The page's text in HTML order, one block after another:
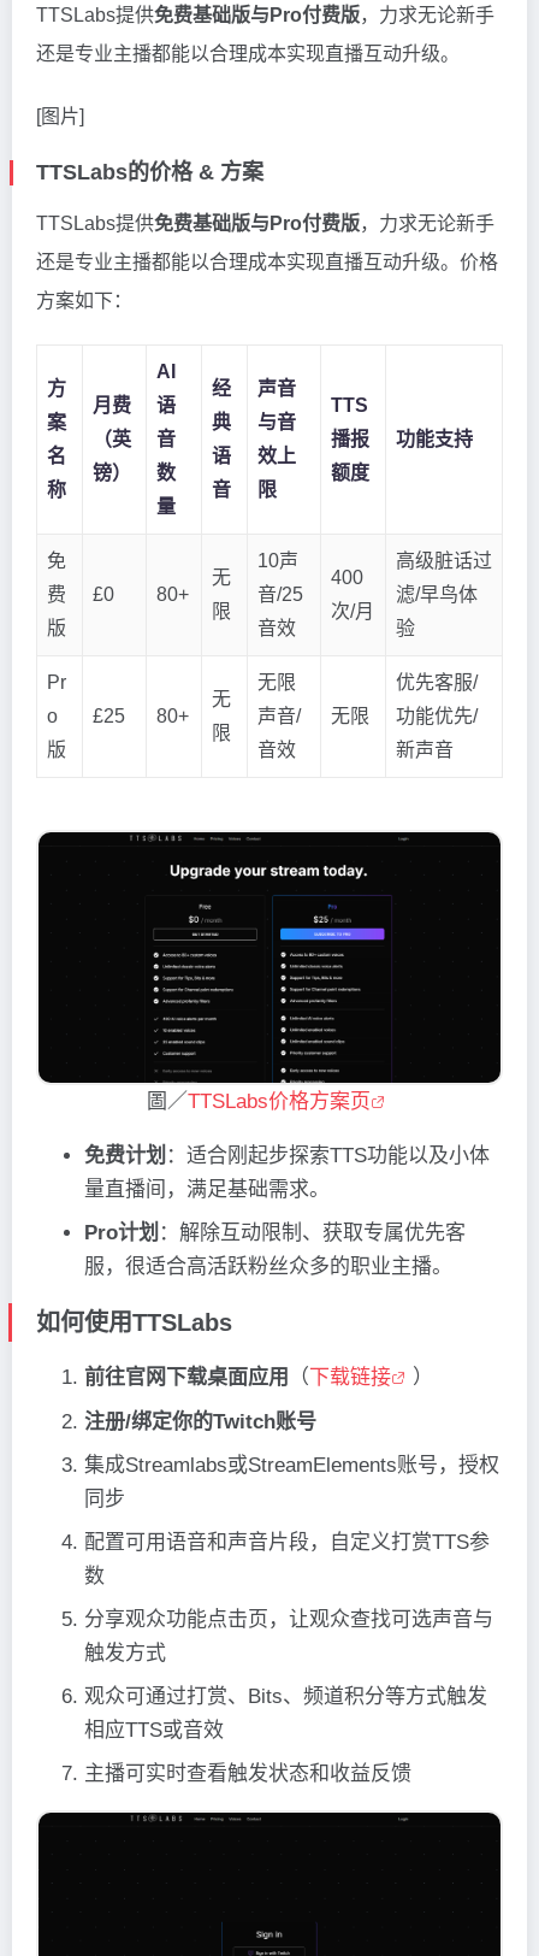
TTSLabs提供免费基础版与Pro付费版，力求无论新手
还是专业主播都能以合理成本实现直播互动升级。
[图片]
TTSLabs的价格 & 方案
TTSLabs提供免费基础版与Pro付费版，力求无论新手
还是专业主播都能以合理成本实现直播互动升级。价格
方案如下：
方
案
名
称
月费
（英
镑）
AI
语
音
数
量
经
典
语
音
声音
与音
效上
限
TTS
播报
额度
功能支持
免
费
版
£0 80+
无
限
10声
音/25
音效
400
次/月
高级脏话过
滤/早鸟体
验
Pr
o
版
£25 80+
无
限
无限
声音/
音效
无限
优先客服/
功能优先/
新声音
圖／TTSLabs价格方案页
免费计划 ：适合刚起步探索TTS功能以及小体
量直播间，满足基础需求。
Pro计划 ：解除互动限制、获取专属优先客
服，很适合高活跃粉丝众多的职业主播。
如何使用TTSLabs
前往官网下载桌面应用 （下载链接
）
注册/绑定你的Twitch账号
集成Streamlabs或StreamElements账号，授权
同步
配置可用语音和声音片段，自定义打赏TTS参
数
分享观众功能点击页，让观众查找可选声音与
触发方式
观众可通过打赏、Bits、频道积分等方式触发
相应TTS或音效
主播可实时查看触发状态和收益反馈